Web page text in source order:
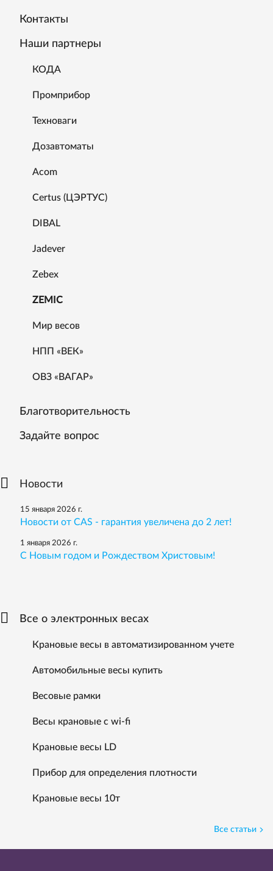
Контакты
Наши партнеры
КОДА
Промприбор
Техноваги
Дозавтоматы
Acom
Certus (ЦЭРТУС)
DIBAL
Jadever
Zebex
ZEMIC
Мир весов
НПП «ВЕК»
ОВЗ «ВАГАР»
Благотворительность
Задайте вопрос
Новости
15 января 2026 г.
Новости от CAS - гарантия увеличена до 2 лет!
1 января 2026 г.
С Новым годом и Рождеством Христовым!
Все о электронных весах
Крановые весы в автоматизированном учете
Автомобильные весы купить
Весовые рамки
Весы крановые с wi-fi
Крановые весы LD
Прибор для определения плотности
Крановые весы 10т
Все статьи